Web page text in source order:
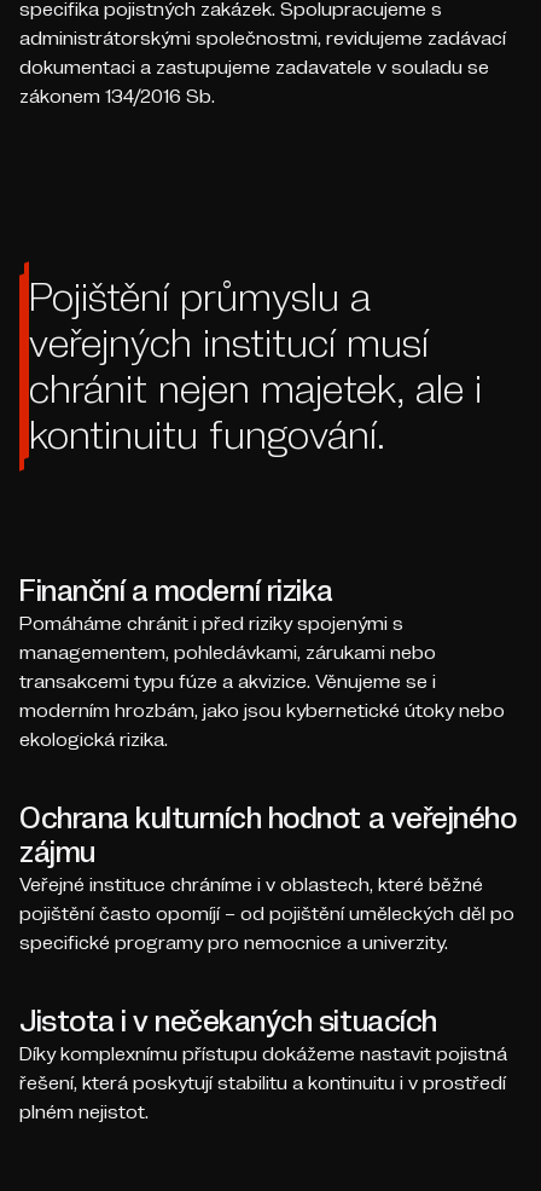
specifika pojistných zakázek. Spolupracujeme s
administrátorskými společnostmi, revidujeme zadávací
dokumentaci a zastupujeme zadavatele v souladu se
zákonem 134/2016 Sb.
Pojištění průmyslu a
veřejných institucí musí
chránit nejen majetek, ale i
kontinuitu fungování.
Finanční a moderní rizika
Pomáháme chránit i před riziky spojenými s
managementem, pohledávkami, zárukami nebo
transakcemi typu fúze a akvizice. Věnujeme se i
moderním hrozbám, jako jsou kybernetické útoky nebo
ekologická rizika.
Ochrana kulturních hodnot a veřejného
zájmu
Veřejné instituce chráníme i v oblastech, které běžné
pojištění často opomíjí – od pojištění uměleckých děl po
specifické programy pro nemocnice a univerzity.
Jistota i v nečekaných situacích
Díky komplexnímu přístupu dokážeme nastavit pojistná
řešení, která poskytují stabilitu a kontinuitu i v prostředí
plném nejistot.